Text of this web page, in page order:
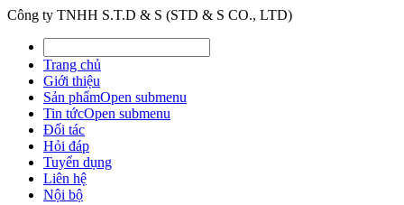
Công ty TNHH S.T.D & S (STD & S CO., LTD)
Trang chủ
Giới thiệu
Sản phẩmOpen submenu
Tin tứcOpen submenu
Đối tác
Hỏi đáp
Tuyển dụng
Liên hệ
Nội bộ